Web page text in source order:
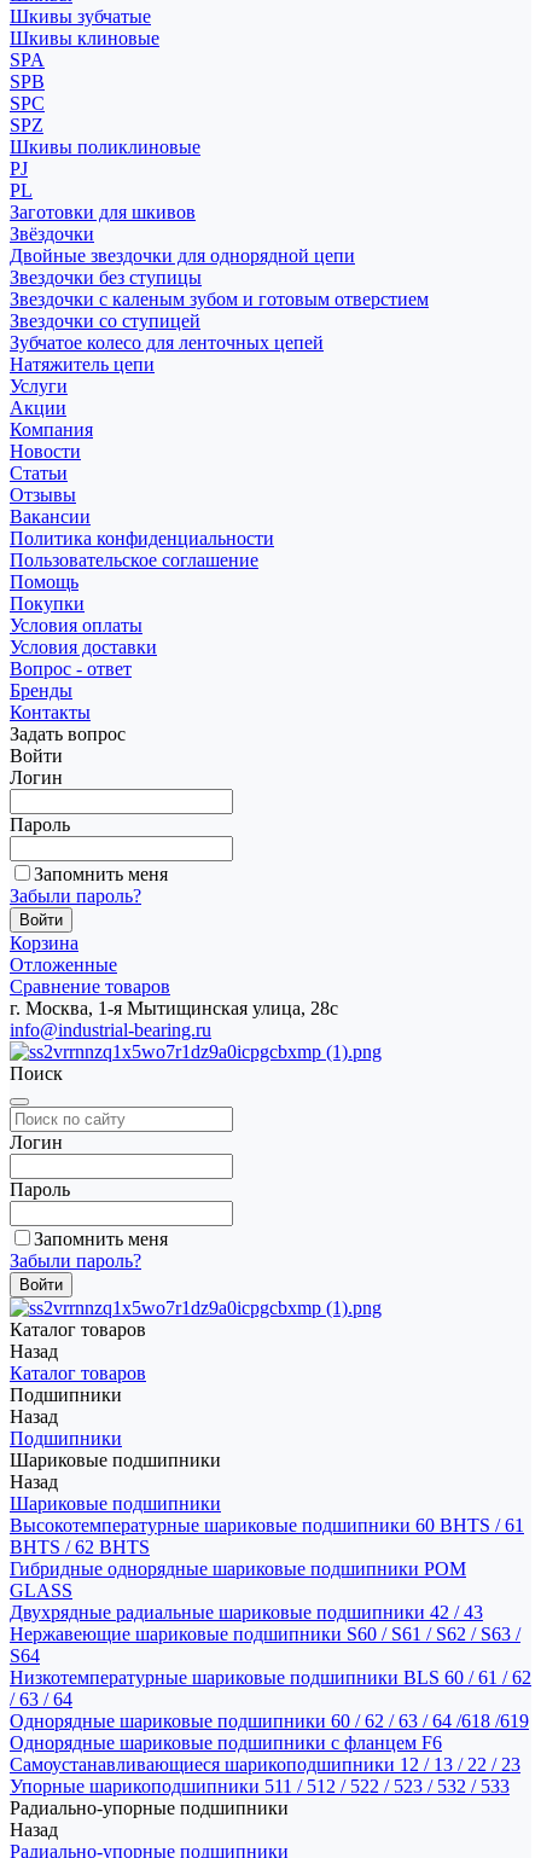
Шкивы зубчатые
Шкивы клиновые
SPA
SPB
SPC
SPZ
Шкивы поликлиновые
PJ
PL
Заготовки для шкивов
Звёздочки
Двойные звездочки для однорядной цепи
Звездочки без ступицы
Звездочки с каленым зубом и готовым отверстием
Звездочки со ступицей
Зубчатое колесо для ленточных цепей
Натяжитель цепи
Услуги
Акции
Компания
Новости
Статьи
Отзывы
Вакансии
Политика конфиденциальности
Пользовательское соглашение
Помощь
Покупки
Условия оплаты
Условия доставки
Вопрос - ответ
Бренды
Контакты
Задать вопрос
Войти
Логин
Пароль
Запомнить меня
Забыли пароль?
Корзина
Отложенные
Сравнение товаров
г. Москва, 1-я Мытищинская улица, 28с
info@industrial-bearing.ru
Поиск
Логин
Пароль
Запомнить меня
Забыли пароль?
Каталог товаров
Назад
Каталог товаров
Подшипники
Назад
Подшипники
Шариковые подшипники
Назад
Шариковые подшипники
Высокотемпературные шариковые подшипники 60 BHTS / 61
BHTS / 62 BHTS
Гибридные однорядные шариковые подшипники POM
GLASS
Двухрядные радиальные шариковые подшипники 42 / 43
Нержавеющие шариковые подшипники S60 / S61 / S62 / S63 /
S64
Низкотемпературные шариковые подшипники BLS 60 / 61 / 62
/ 63 / 64
Однорядные шариковые подшипники 60 / 62 / 63 / 64 /618 /619
Однорядные шариковые подшипники с фланцем F6
Самоустанавливающиеся шарикоподшипники 12 / 13 / 22 / 23
Упорные шарикоподшипники 511 / 512 / 522 / 523 / 532 / 533
Радиально-упорные подшипники
Назад
Радиально-упорные подшипники